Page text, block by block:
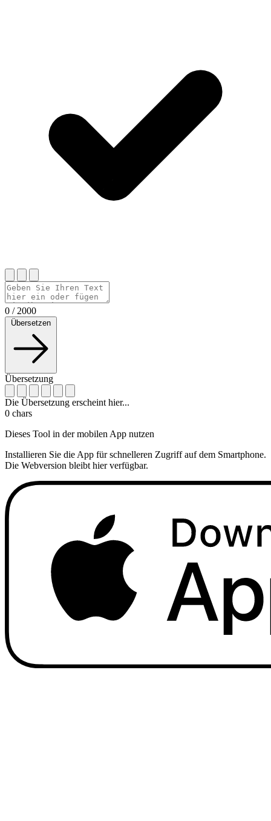
0 / 2000
Übersetzen
Übersetzung
Die Übersetzung erscheint hier...
0 chars
Dieses Tool in der mobilen App nutzen
Installieren Sie die App für schnelleren Zugriff auf dem Smartphone.
Die Webversion bleibt hier verfügbar.